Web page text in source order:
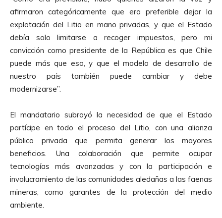
c
t
o
r
d
e
A
d
i
o
afirmaron categóricamente que era preferible dejar la
explotación del Litio en mano privadas, y que el Estado
debía solo limitarse a recoger impuestos, pero mi
convicción como presidente de la República es que Chile
puede más que eso, y que el modelo de desarrollo de
nuestro país también puede cambiar y debe
modernizarse”.
El mandatario subrayó la necesidad de que el Estado
partícipe en todo el proceso del Litio, con una alianza
público privada que permita generar los mayores
beneficios. Una colaboración que permite ocupar
tecnologías más avanzadas y con la participación e
involucramiento de las comunidades aledañas a las faenas
mineras, como garantes de la protección del medio
ambiente.